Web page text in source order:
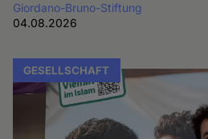
Giordano-Bruno-Stiftung
04.08.2026
GESELLSCHAFT